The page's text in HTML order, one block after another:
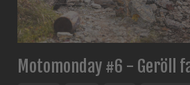
Motomonday #6 - Geröll